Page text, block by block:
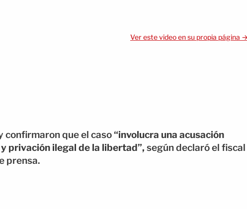
Ver este video en su propia página
confirmaron que el caso“involucra una acusación
privación ilegal de la libertad”, según declaró el fiscal
prensa.